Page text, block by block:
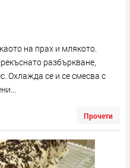
на прах и млякото.
разбъркване,
Охлажда се и се смесва с
Прочети